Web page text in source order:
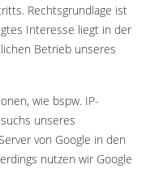
Rechtsgrundlage ist
Interesse liegt in der
Betrieb unseres
wie bspw. IP-
unseres
von Google in den
nutzen wir Google